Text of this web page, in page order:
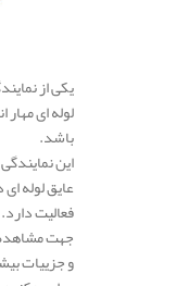
یکی از
لوله ای مهار
باشد.
این
عایق لوله
فعالیت دارد.
جهت
و جزییات